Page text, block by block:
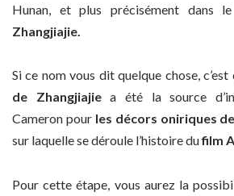
Hunan, et plus précisément dans le
Zhangjiajie.
Si ce nom vous dit quelque chose, c’est
de Zhangjiajiea été la source
Cameron pour les décors oniriques
sur laquelle se déroule l’histoire dufilm
Pour cette étape, vous aurez la